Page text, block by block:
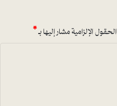
الحقول الإلزامية مشار إليها بـ*